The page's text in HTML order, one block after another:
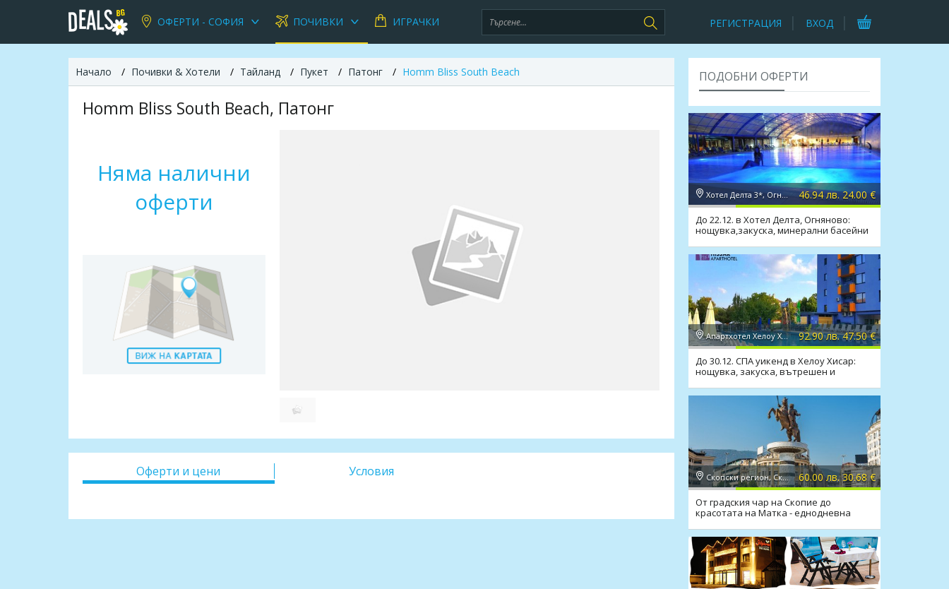
ОФЕРТИ - СОФИЯ ПОЧИВКИ ИГРАЧКИ РЕГИСТРАЦИЯ ВХОД
Начало Почивки & Хотели Тайланд Пукет Патонг Homm Bliss South Beach
Homm Bliss South Beach, Патонг
Няма налични
оферти
Оферти и цени Условия
ПОДОБНИ ОФЕРТИ
Хотел Делта 3*, Огняново 46.94 лв. 24.00 €
До 22.12. в Хотел Делта, Огняново:
нощувка,закуска, минерални басейни
Апартхотел Хелоу Хисар 2*, Хисаря 92.90 лв. 47.50 €
До 30.12. СПА уикенд в Хелоу Хисар:
нощувка, закуска, вътрешен и
външен мин. басейн, СПА
Скопски регион, Скопие 60.00 лв. 30.68 €
От градския чар на Скопие до
красотата на Матка - еднодневна